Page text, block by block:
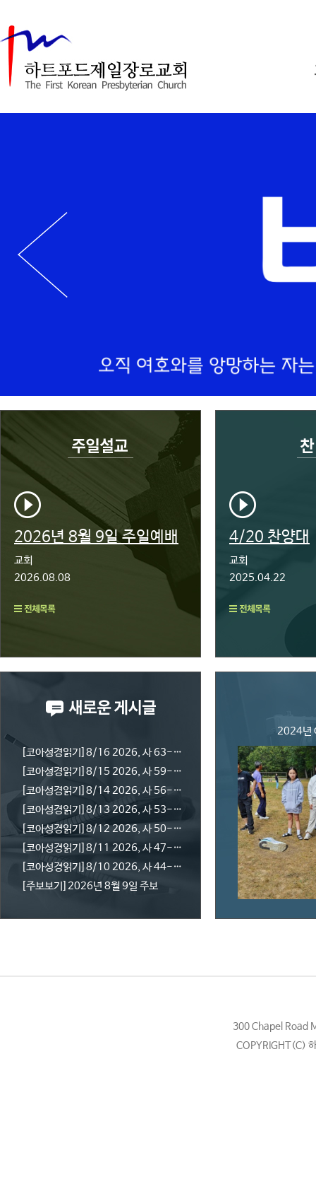
2026년 8월 9일 주일예배
교회
2026.08.08
4/20 찬양대
교회
2025.04.22
[코아성경읽기] 8/16 2026, 사 63-66
[코아성경읽기] 8/15 2026, 사 59-62
[코아성경읽기] 8/14 2026, 사 56-58
[코아성경읽기] 8/13 2026, 사 53-55
[코아성경읽기] 8/12 2026, 사 50-52
[코아성경읽기] 8/11 2026, 사 47-49
[코아성경읽기] 8/10 2026, 사 44-46
[주보보기] 2026년 8월 9일 주보
2024년
300 Chapel Road
COPYRIGHT(C)